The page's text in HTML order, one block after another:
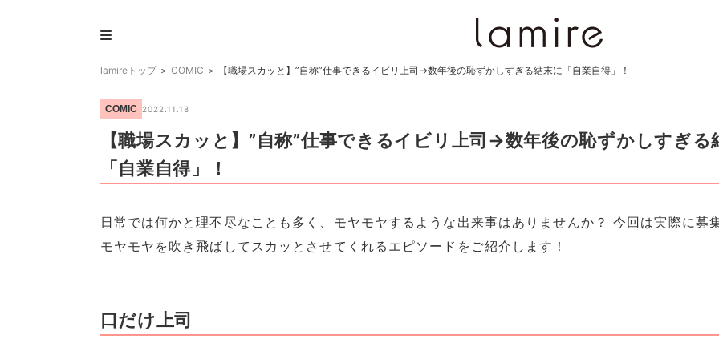
lamireトップ＞ COMIC ＞ 【職場スカッと】”自称”仕事できるイビリ上司→数年後の恥ずかしすぎる結末に「自業自得」！
COMIC 2022.11.18
【職場スカッと】”自称”仕事できるイビリ上司→数年後の恥ずかしすぎる
「自業自得」！
日常では何かと理不尽なことも多く、モヤモヤするような出来事はありませんか？ 今回は実際に募
モヤモヤを吹き飛ばしてスカッとさせてくれるエピソードをご紹介します！
口だけ上司